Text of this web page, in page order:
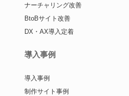
ナーチャリング改善
BtoBサイト改善
DX・AX導入定着
導入事例
導入事例
制作サイト事例